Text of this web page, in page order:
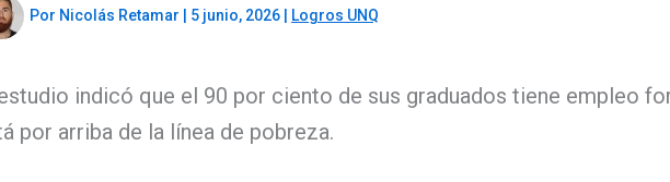
Por Nicolás Retamar 5 junio, 2026 Logros UNQ
indicó que el 90 por ciento de sus graduados tiene empleo
por arriba de la línea de pobreza.